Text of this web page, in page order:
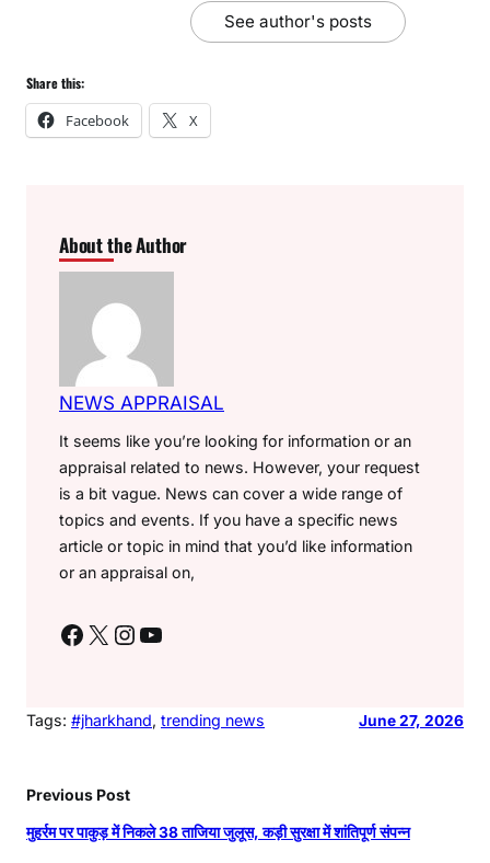
See author's posts
Share this:
Facebook X
About the Author
NEWS APPRAISAL
It seems like you’re looking for information or an
appraisal related to news. However, your request
is a bit vague. News can cover a wide range of
topics and events. If you have a specific news
article or topic in mind that you’d like information
or an appraisal on,
Facebook X Instagram YouTube
Tags: #jharkhand, trending news June 27, 2026
Previous Post
मुहर्रम पर पाकुड़ में निकले 38 ताजिया जुलूस, कड़ी सुरक्षा में शांतिपूर्ण संपन्न